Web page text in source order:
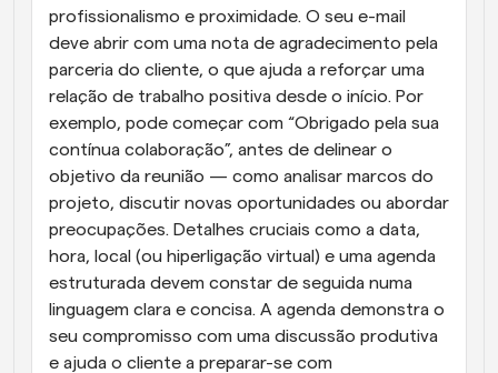
profissionalismo e proximidade. O seu e-mail
deve abrir com uma nota de agradecimento pela
parceria do cliente, o que ajuda a reforçar uma
relação de trabalho positiva desde o início. Por
exemplo, pode começar com “Obrigado pela sua
contínua colaboração”, antes de delinear o
objetivo da reunião — como analisar marcos do
projeto, discutir novas oportunidades ou abordar
preocupações. Detalhes cruciais como a data,
hora, local (ou hiperligação virtual) e uma agenda
estruturada devem constar de seguida numa
linguagem clara e concisa. A agenda demonstra o
seu compromisso com uma discussão produtiva
e ajuda o cliente a preparar-se com